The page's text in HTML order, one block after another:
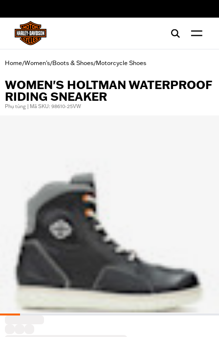
Home/Women's/Boots & Shoes/Motorcycle Shoes
WOMEN'S HOLTMAN WATERPROOF
RIDING SNEAKER
Phụ tùng | Mã SKU: 98610-25VW